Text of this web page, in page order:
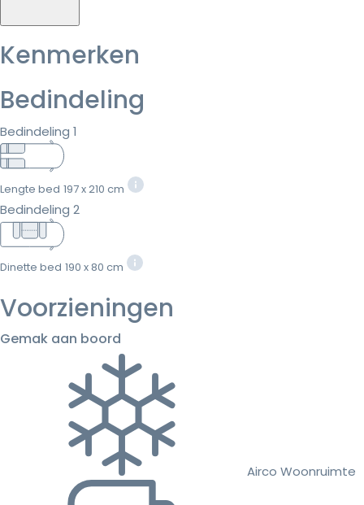
Kenmerken
Bedindeling
Bedindeling 1
Lengte bed 197 x 210 cm
Bedindeling 2
Dinette bed 190 x 80 cm
Voorzieningen
Gemak aan boord
Airco Woonruimte